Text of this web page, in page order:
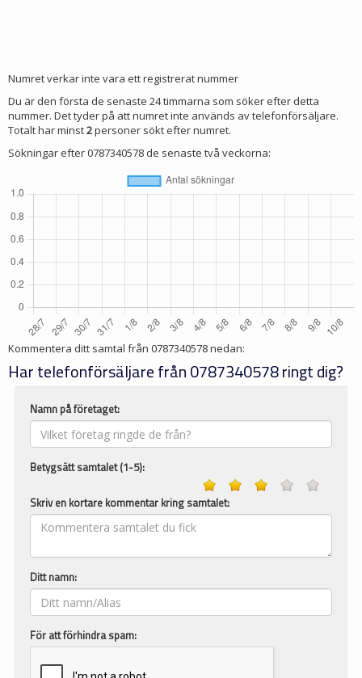
Numret verkar inte vara ett registrerat nummer
Du är den första de senaste 24 timmarna som söker efter detta
nummer. Det tyder på att numret inte används av telefonförsäljare.
Totalt har minst2personer sökt efter numret.
Sökningar efter 0787340578 de senaste två veckorna:
Kommentera ditt samtal från 0787340578nedan:
Har telefonförsäljare från 0787340578 ringt dig?
Namn på företaget:
Betygsätt samtalet (1-5):
Skriv en kortare kommentar kring samtalet:
Ditt namn:
För att förhindra spam: